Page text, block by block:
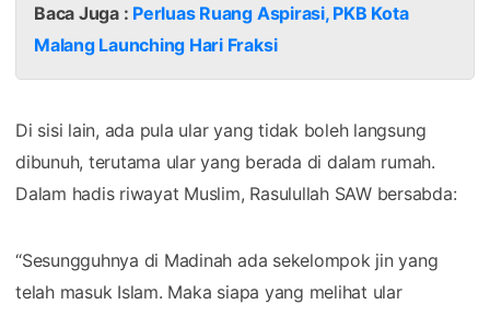
Baca Juga : Perluas Ruang Aspirasi, PKB Kota
Malang Launching Hari Fraksi
Di sisi lain, ada pula ular yang tidak boleh langsung
dibunuh, terutama ular yang berada di dalam rumah.
Dalam hadis riwayat Muslim, Rasulullah SAW bersabda:
“Sesungguhnya di Madinah ada sekelompok jin yang
telah masuk Islam. Maka siapa yang melihat ular